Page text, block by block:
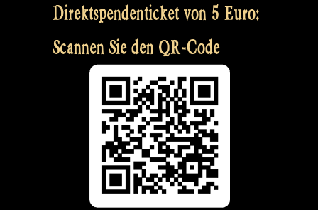
Direktspendenticket von 5 Euro:
Scannen Sie den QR-Code